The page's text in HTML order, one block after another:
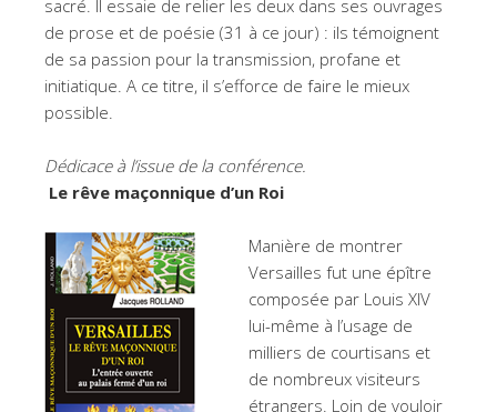
sacré. Il essaie de relier les deux dans ses ouvrages
de prose et de poésie (31 à ce jour) : ils témoignent
de sa passion pour la transmission, profane et
initiatique. A ce titre, il s’efforce de faire le mieux
possible.
Dédicace à l’issue de la conférence.
Le rêve maçonnique d’un Roi
Manière de montrer
Versailles fut une épître
composée par Louis XIV
lui-même à l’usage de
milliers de courtisans et
de nombreux visiteurs
étrangers. Loin de vouloir